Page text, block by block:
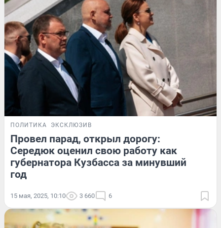
ПОЛИТИКА ЭКСКЛЮЗИВ
Провел парад, открыл дорогу:
Середюк оценил свою работу как
губернатора Кузбасса за минувший
год
15 мая, 2025, 10:10 3 660 6